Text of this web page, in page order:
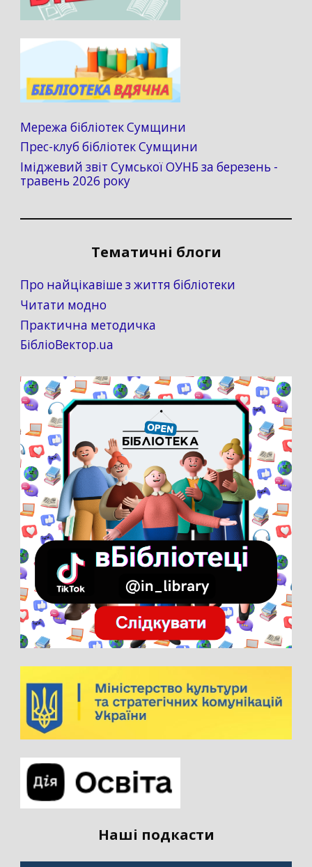
Мережа бібліотек Сумщини
Прес-клуб бібліотек Сумщини
Іміджевий звіт Сумської ОУНБ за березень -
травень 2026 року
Тематичні блоги
Про найцікавіше з життя бібліотеки
Читати модно
Практична методичка
БібліоВектор.ua
Наші подкасти